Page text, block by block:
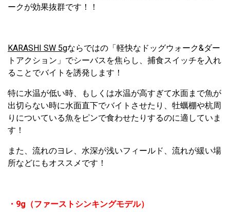
ークが効果抜群です！！
KARASHI SW 5gならではの「軽快なドッグウォーク&ダー
トアクション」でシーバスを焦らし、捕食スイッチを入れ
ることでバイトを誘発します！
特に水温が低い時、もしくは水温が高すぎて水面まで魚が
出切らない時に水面直下でバイトさせたり、牡蠣棚や杭周
りについている魚をピンで食わせたりするのに適していま
す！
また、流れのヨレ、水深が浅いフィールド、流れが緩い場
所などにもオススメです！
・9g（ファーストシンキングモデル）